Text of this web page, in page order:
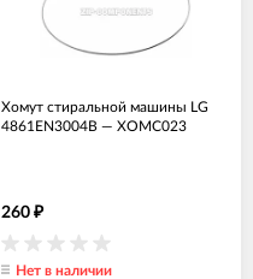
Хомут стиральной машины LG
4861EN3004B — ХОМС023
260 ₽
Нет в наличии